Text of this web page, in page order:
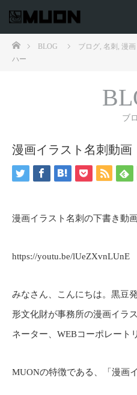
ホームBLOG ブログ, 名刺 , 漫画
ハー
ブ
漫画イラスト名刺動
漫画イラスト名刺の下書き動
https://youtu.be/lUeZXvnLUnE
みなさん、こんにちは。黒豆
形文化財が事務所の漫画イラ
ネーター、WEBコーポレート
MUONの特徴である、「漫画